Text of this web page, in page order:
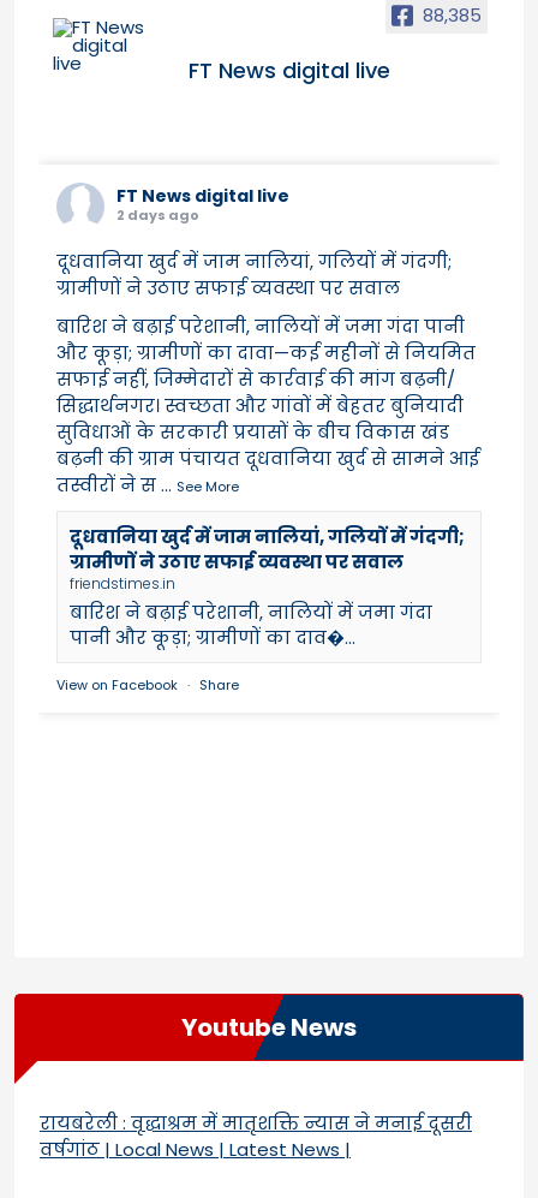
88,385
FT News digital live
FT News digital live
2 days ago
दूधवानिया खुर्द में जाम नालियां, गलियों में गंदगी;
ग्रामीणों ने उठाए सफाई व्यवस्था पर सवाल
बारिश ने बढ़ाई परेशानी, नालियों में जमा गंदा पानी
और कूड़ा; ग्रामीणों का दावा—कई महीनों से नियमित
सफाई नहीं, जिम्मेदारों से कार्रवाई की मांग बढ़नी/
सिद्धार्थनगर। स्वच्छता और गांवों में बेहतर बुनियादी
सुविधाओं के सरकारी प्रयासों के बीच विकास खंड
बढ़नी की ग्राम पंचायत दूधवानिया खुर्द से सामने आई
तस्वीरों ने स... See More
दूधवानिया खुर्द में जाम नालियां, गलियों में गंदगी;
ग्रामीणों ने उठाए सफाई व्यवस्था पर सवाल
friendstimes.in
बारिश ने बढ़ाई परेशानी, नालियों में जमा गंदा
पानी और कूड़ा; ग्रामीणों का दाव�...
View on Facebook · Share
Youtube News
रायबरेली : वृद्धाश्रम में मातृशक्ति न्यास ने मनाई दूसरी
वर्षगांठ | Local News | Latest News |